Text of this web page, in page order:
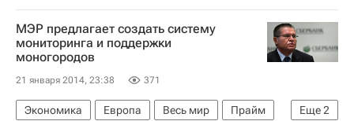
Белгородская область
Харьковская область
Украина
Белгород
Центральный ФО
Европа
Весь мир
Николай Азаров (политик)
Кабинет министров Украины
Россия
МЭР предлагает создать систему
мониторинга и поддержки
моногородов
21 января 2014, 23:38 371
Еще2
Экономика Европа Весь мир
Прайм